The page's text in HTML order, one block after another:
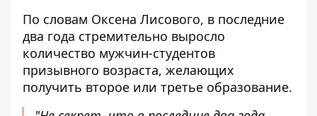
По словам Оксена Лисового, в последние
два года стремительно выросло
количество мужчин-студентов
призывного возраста, желающих
получить второе или третье образование.